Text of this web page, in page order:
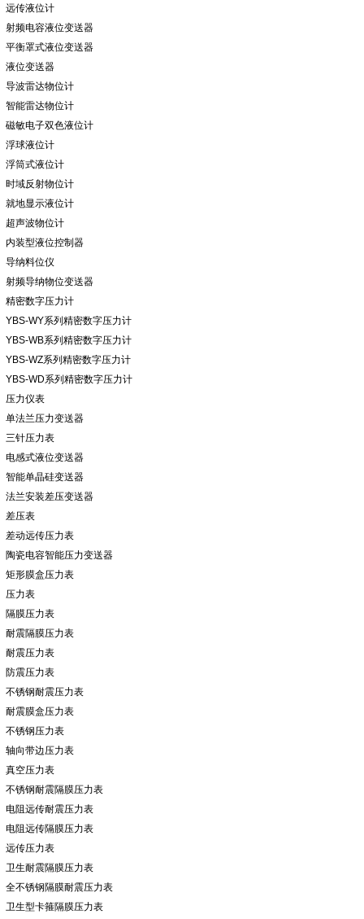
远传液位计
射频电容液位变送器
平衡罩式液位变送器
液位变送器
导波雷达物位计
智能雷达物位计
磁敏电子双色液位计
浮球液位计
浮筒式液位计
时域反射物位计
就地显示液位计
超声波物位计
内装型液位控制器
导纳料位仪
射频导纳物位变送器
精密数字压力计
YBS-WY系列精密数字压力计
YBS-WB系列精密数字压力计
YBS-WZ系列精密数字压力计
YBS-WD系列精密数字压力计
压力仪表
单法兰压力变送器
三针压力表
电感式液位变送器
智能单晶硅变送器
法兰安装差压变送器
差压表
差动远传压力表
陶瓷电容智能压力变送器
矩形膜盒压力表
压力表
隔膜压力表
耐震隔膜压力表
耐震压力表
防震压力表
不锈钢耐震压力表
耐震膜盒压力表
不锈钢压力表
轴向带边压力表
真空压力表
不锈钢耐震隔膜压力表
电阻远传耐震压力表
电阻远传隔膜压力表
远传压力表
卫生耐震隔膜压力表
全不锈钢隔膜耐震压力表
卫生型卡箍隔膜压力表